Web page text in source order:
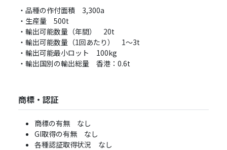
・品種の作付面積 3,300a
・生産量 500t
・輸出可能数量（年間） 20t
・輸出可能数量（1回あたり） 1〜3t
・輸出可能最小ロット 100kg
・輸出国別の輸出総量 ⾹港：0.6t
商標・認証
商標の有無 なし
GI取得の有無 なし
各種認証取得状況 なし